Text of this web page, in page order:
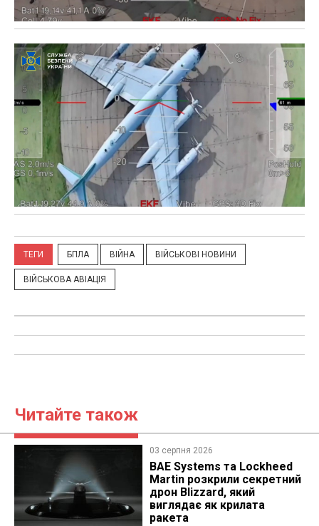
ТЕГИ БПЛА ВІЙНА ВІЙСЬКОВІ НОВИНИ
ВІЙСЬКОВА АВІАЦІЯ
Читайте також
03 серпня 2026
BAE Systems та Lockheed
Martin розкрили секретний
дрон Blizzard, який
виглядає як крилата
ракета